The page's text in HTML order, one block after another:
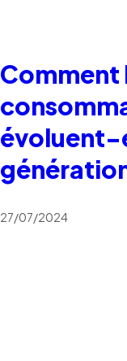
Comment
évoluent-
27/07/2024